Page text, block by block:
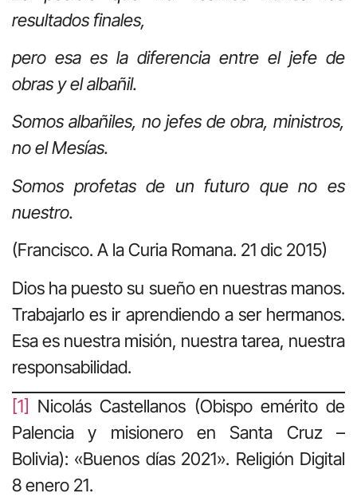
resultados finales,
pero esa es la diferencia entre el jefe de
obras y el albañil.
Somos albañiles, no jefes de obra, ministros,
no el Mesías.
Somos profetas de un futuro que no es
nuestro.
(Francisco. A la Curia Romana. 21 dic 2015)
Dios ha puesto su sueño en nuestras manos.
Trabajarlo es ir aprendiendo a ser hermanos.
Esa es nuestra misión, nuestra tarea, nuestra
responsabilidad.
[1] Nicolás Castellanos (Obispo emérito de
Palencia y misionero en Santa Cruz –
Bolivia): «Buenos días 2021». Religión Digital
8 enero 21.